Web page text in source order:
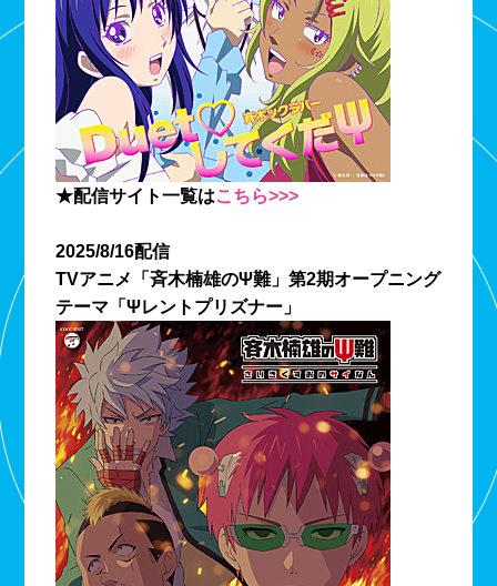
★配信サイト一覧はこちら>>>
2025/8/16配信
TVアニメ「斉木楠雄のΨ難」第2期オープニング
テーマ「Ψレントプリズナー」